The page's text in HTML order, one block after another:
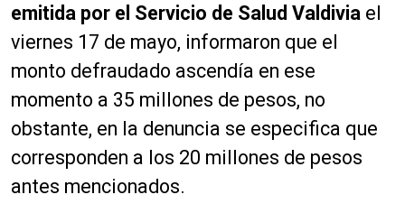
emitida por el Servicio de Salud Valdivia el
viernes 17 de mayo, informaron que el
monto defraudado ascendía en ese
momento a 35 millones de pesos, no
obstante, en la denuncia se especifica que
corresponden a los 20 millones de pesos
antes mencionados.